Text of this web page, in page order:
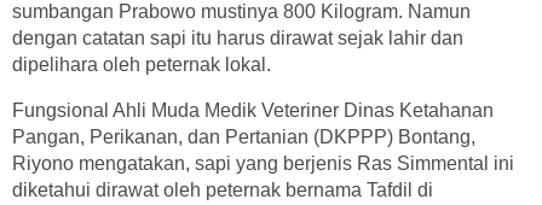
sumbangan Prabowo mustinya 800 Kilogram. Namun
dengan catatan sapi itu harus dirawat sejak lahir dan
dipelihara oleh peternak lokal.
Fungsional Ahli Muda Medik Veteriner Dinas Ketahanan
Pangan, Perikanan, dan Pertanian (DKPPP) Bontang,
Riyono mengatakan, sapi yang berjenis Ras Simmental ini
diketahui dirawat oleh peternak bernama Tafdil di